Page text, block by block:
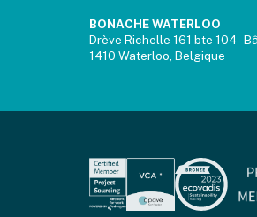
BONACHE WATERLOO
Drève Richelle 161 bte 104 -
1410 Waterloo, Belgique